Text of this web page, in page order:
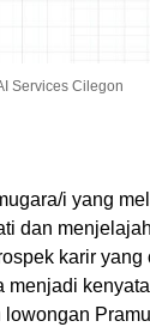
Services Cilegon
i yang
dan
karir yang
menjadi